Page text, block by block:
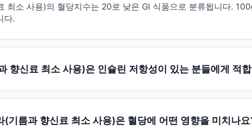
최소 사용)의 혈당지수는 20로 낮은 GI 식품으로 분류됩니다.
다.
향신료 최소 사용)은 인슐린 저항성이 있는 분들에게 적
(기름과 향신료 최소 사용)은 혈당에 어떤 영향을 미치나요